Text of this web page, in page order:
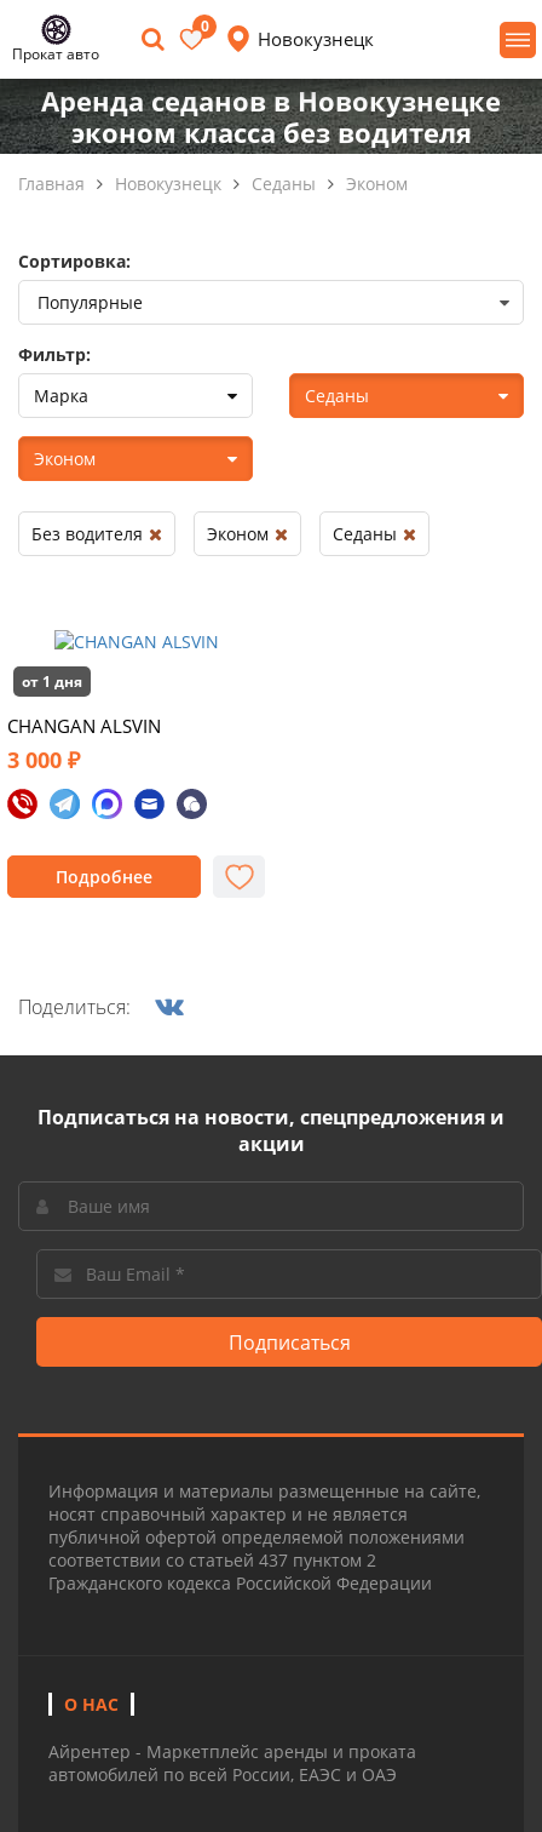
Прокат авто
0
Новокузнецк
Аренда седанов в Новокузнецке
эконом класса без водителя
Главная Новокузнецк Седаны Эконом
от 1 дня
CHANGAN ALSVIN
3 000 ₽
Подробнее
Поделиться:
Сортировка:
Фильтр:
Марка
Седаны
Эконом
Без водителя Эконом Седаны
Подписаться на новости, спецпредложения и
акции
Подписаться
Информация и материалы размещенные на сайте,
носят справочный характер и не является
публичной офертой определяемой положениями
соответствии со статьей 437 пунктом 2
Гражданского кодекса Российской Федерации
О НАС
Айрентер - Маркетплейс аренды и проката
автомобилей по всей России, ЕАЭС и ОАЭ